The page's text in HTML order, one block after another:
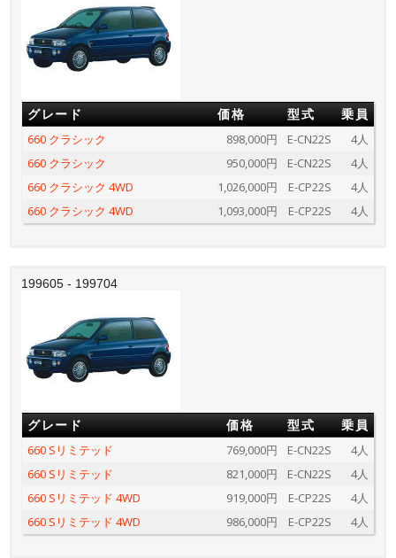
グレード 価格 型式 乗員
660 クラシック 898,000円 E-CN22S
4人
660 クラシック
950,000円 E-CN22S
4人
660 クラシック 4WD
1,026,000円 E-CP22S
4人
660 クラシック 4WD
1,093,000円 E-CP22S 4人
199605 - 199704
グレード 価格 型式 乗員
660 Sリミテッド 769,000円 E-CN22S
4人
660 Sリミテッド
821,000円 E-CN22S
4人
660 Sリミテッド 4WD
919,000円 E-CP22S
4人
660 Sリミテッド 4WD
986,000円 E-CP22S 4人